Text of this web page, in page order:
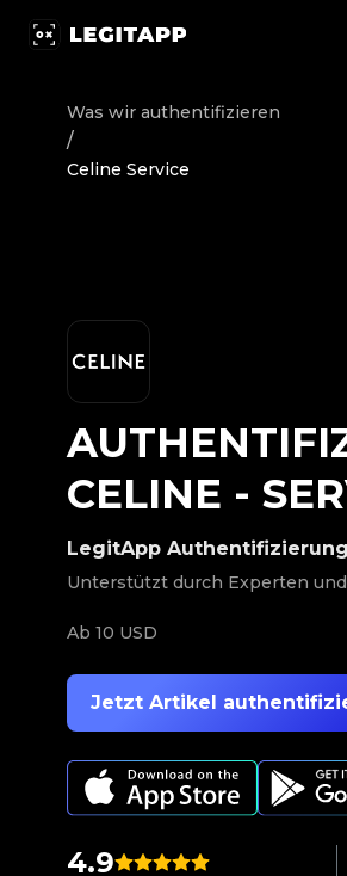
Authentifizieren Celine - Service |
Was wir authentifizieren
/
Celine Service
4.9
Jetzt Artikel
LegitApp Authentifizierung
Unterstützt durch Experten
Ab 10 USD
CELINE -